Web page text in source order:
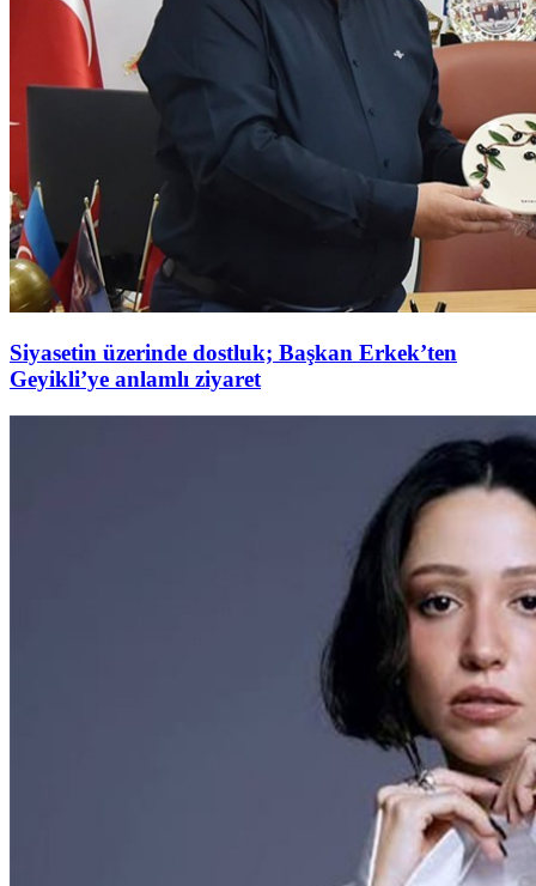
Siyasetin üzerinde dostluk; Başkan Erkek’ten
Geyikli’ye anlamlı ziyaret